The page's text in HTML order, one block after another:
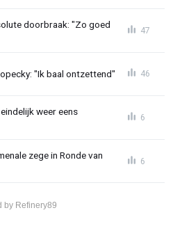
doorbraak: "Zo goed
47
"Ik baal ontzettend" 46
weer eens
6
zege in Ronde van
6
by Refinery89